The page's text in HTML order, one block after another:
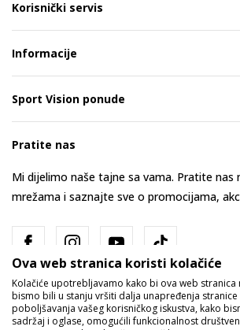
Korisnički servis
Informacije
Sport Vision ponude
Pratite nas
Mi dijelimo naše tajne sa vama. Pratite nas
mrežama i saznajte sve o promocijama,
Ova web stranica koristi kolačiće
Kolačiće upotrebljavamo kako bi ova web
bismo bili u stanju vršiti dalja unapređenja stranice
poboljšavanja vašeg korisničkog iskustva, kako
sadržaj i oglase, omogućili funkcionalnost